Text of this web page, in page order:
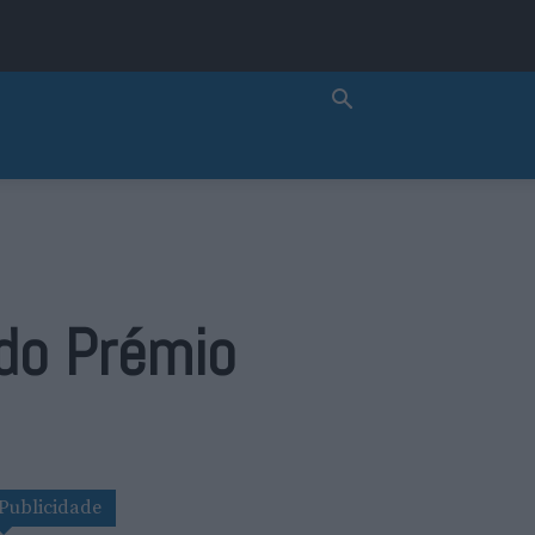
Prémio
Publicidade